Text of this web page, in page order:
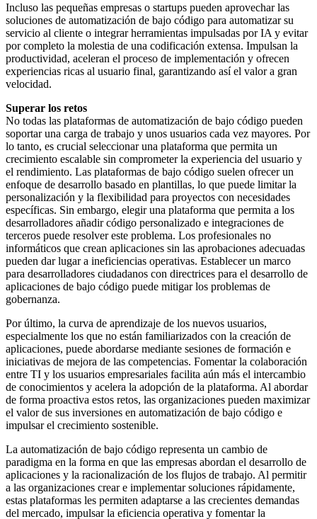
Incluso las pequeñas empresas o startups pueden aprovechar las
soluciones de automatización de bajo código para automatizar su
servicio al cliente o integrar herramientas impulsadas por IA y evitar
por completo la molestia de una codificación extensa. Impulsan la
productividad, aceleran el proceso de implementación y ofrecen
experiencias ricas al usuario final, garantizando así el valor a gran
velocidad.
Superar los retos
No todas las plataformas de automatización de bajo código pueden
soportar una carga de trabajo y unos usuarios cada vez mayores. Por
lo tanto, es crucial seleccionar una plataforma que permita un
crecimiento escalable sin comprometer la experiencia del usuario y
el rendimiento. Las plataformas de bajo código suelen ofrecer un
enfoque de desarrollo basado en plantillas, lo que puede limitar la
personalización y la flexibilidad para proyectos con necesidades
específicas. Sin embargo, elegir una plataforma que permita a los
desarrolladores añadir código personalizado e integraciones de
terceros puede resolver este problema. Los profesionales no
informáticos que crean aplicaciones sin las aprobaciones adecuadas
pueden dar lugar a ineficiencias operativas. Establecer un marco
para desarrolladores ciudadanos con directrices para el desarrollo de
aplicaciones de bajo código puede mitigar los problemas de
gobernanza.
Por último, la curva de aprendizaje de los nuevos usuarios,
especialmente los que no están familiarizados con la creación de
aplicaciones, puede abordarse mediante sesiones de formación e
iniciativas de mejora de las competencias. Fomentar la colaboración
entre TI y los usuarios empresariales facilita aún más el intercambio
de conocimientos y acelera la adopción de la plataforma. Al abordar
de forma proactiva estos retos, las organizaciones pueden maximizar
el valor de sus inversiones en automatización de bajo código e
impulsar el crecimiento sostenible.
La automatización de bajo código representa un cambio de
paradigma en la forma en que las empresas abordan el desarrollo de
aplicaciones y la racionalización de los flujos de trabajo. Al permitir
a las organizaciones crear e implementar soluciones rápidamente,
estas plataformas les permiten adaptarse a las crecientes demandas
del mercado, impulsar la eficiencia operativa y fomentar la